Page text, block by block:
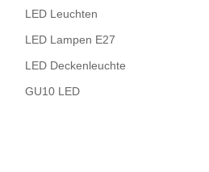
LED Leuchten
LED Lampen E27
LED Deckenleuchte
GU10 LED